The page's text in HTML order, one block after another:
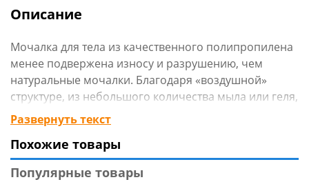
Описание
Мочалка для тела из качественного полипропилена
менее подвержена износу и разрушению, чем
натуральные мочалки. Благодаря «воздушной»
структуре, из небольшого количества мыла или геля,
образуется устойчивая и обильная пена. Мягкая
мочалка идеально подходит для чувствительной
кожи.¶На нашем сайте вы можете купить мочалки
оптом, с доставкой по России.
Развернуть текст
Похожие товары
Популярные товары